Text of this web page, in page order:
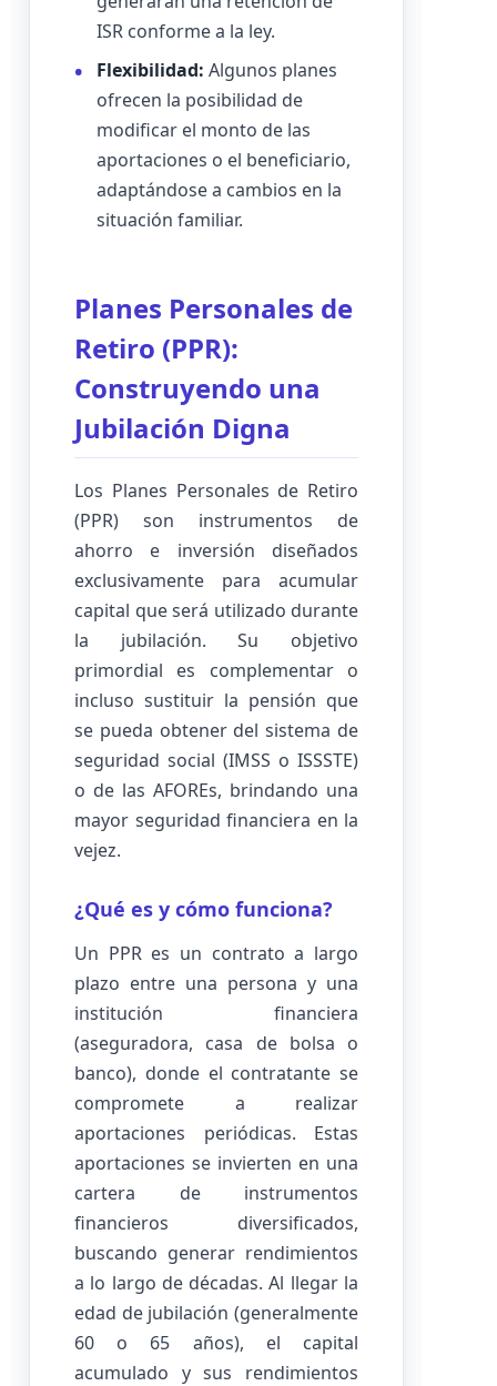
ISR conforme a la ley.
Flexibilidad: Algunos planes
ofrecen la posibilidad de
modificar el monto de las
aportaciones o el beneficiario,
adaptándose a cambios en la
situación familiar.
Planes Personales de
Retiro (PPR):
Construyendo una
Jubilación Digna
Los Planes Personales de Retiro
(PPR) son instrumentos de
ahorro e inversión diseñados
exclusivamente para acumular
capital que será utilizado durante
la jubilación. Su objetivo
primordial es complementar o
incluso sustituir la pensión que
se pueda obtener del sistema de
seguridad social (IMSS o ISSSTE)
o de las AFOREs, brindando una
mayor seguridad financiera en la
vejez.
¿Qué es y cómo funciona?
Un PPR es un contrato a largo
plazo entre una persona y una
institución financiera
(aseguradora, casa de bolsa o
banco), donde el contratante se
compromete a realizar
aportaciones periódicas. Estas
aportaciones se invierten en una
cartera de instrumentos
financieros diversificados,
buscando generar rendimientos
a lo largo de décadas. Al llegar la
edad de jubilación (generalmente
60 o 65 años), el capital
acumulado y sus rendimientos